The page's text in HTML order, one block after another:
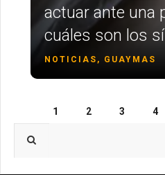
actuar ante una
cuáles son los
NOTICIAS, GUAYMAS
1 2 3 4